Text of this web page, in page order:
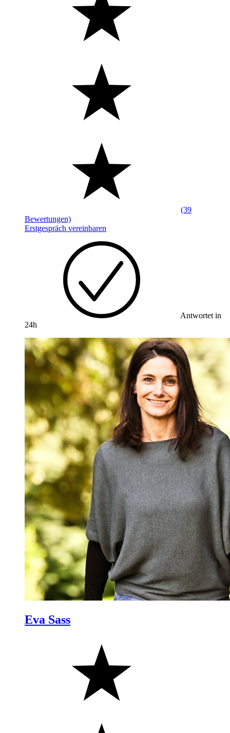
(39
Bewertungen)
Erstgespräch vereinbaren
Antwortet in
24h
Eva Sass